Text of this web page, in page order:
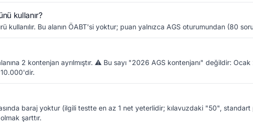
kullanır?
kullanılır. Bu alanın ÖABT'si yoktur; puan yalnızca AGS oturumundan (80
2 kontenjan ayrılmıştır. ⚠️ Bu sayı "2026 AGS kontenjanı" değildir:
10.000'dir.
baraj yoktur (ilgili testte en az 1 net yeterlidir; kılavuzdaki "50", standart
şarttır.